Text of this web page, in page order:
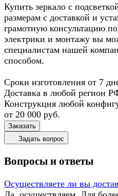
Купить зеркало с
размерам с доставкой и
грамотную консультацию
электрики и монтажу вы
специалистам нашей
способом.
Сроки изготовления от 7
Доставка в любой регион
Конструкция любой
от 20 000 руб.
Заказать
Задать вопрос
Вопросы и ответы
Осуществляете ли вы